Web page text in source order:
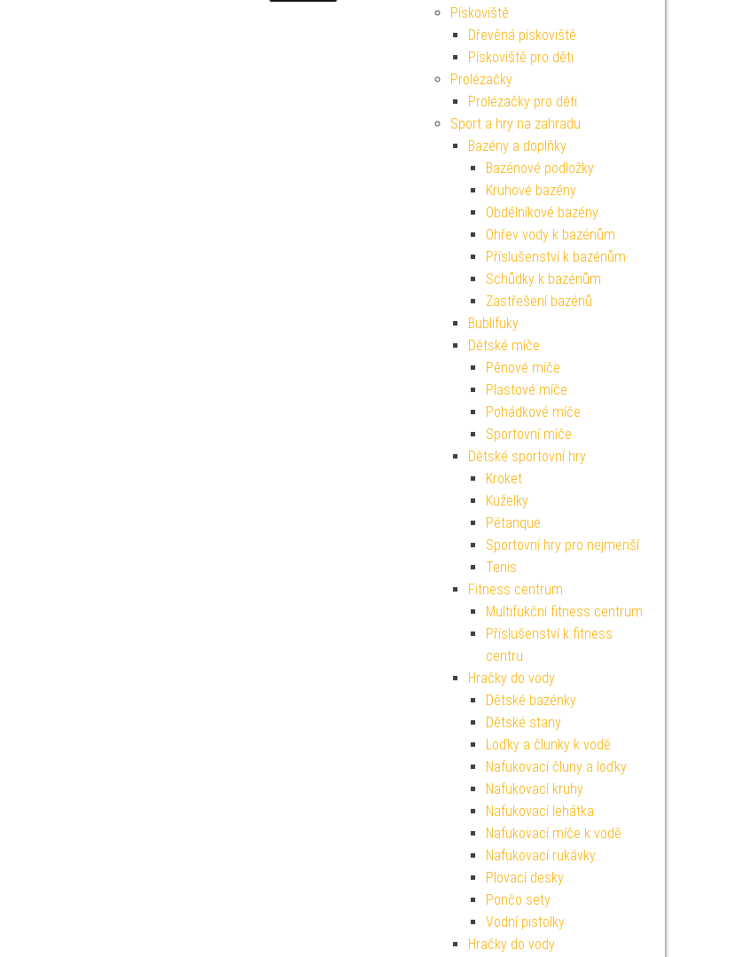
Pískoviště
Dřevěná pískoviště
Pískoviště pro děti
Prolézačky
Prolézačky pro děti
Sport a hry na zahradu
Bazény a doplňky
Bazénové podložky
Kruhové bazény
Obdélníkové bazény
Ohřev vody k bazénům
Příslušenství k bazénům
Schůdky k bazénům
Zastřešení bazénů
Bublifuky
Dětské míče
Pěnové míče
Plastové míče
Pohádkové míče
Sportovní míče
Dětské sportovní hry
Kroket
Kuželky
Pétanque
Sportovní hry pro nejmenší
Tenis
Fitness centrum
Multifukční fitness centrum
Příslušenství k fitness
centru
Hračky do vody
Dětské bazénky
Dětské stany
Loďky a člunky k vodě
Nafukovací čluny a loďky
Nafukovací kruhy
Nafukovací lehátka
Nafukovací míče k vodě
Nafukovací rukávky
Plovací desky
Pončo sety
Vodní pistolky
Hračky do vody